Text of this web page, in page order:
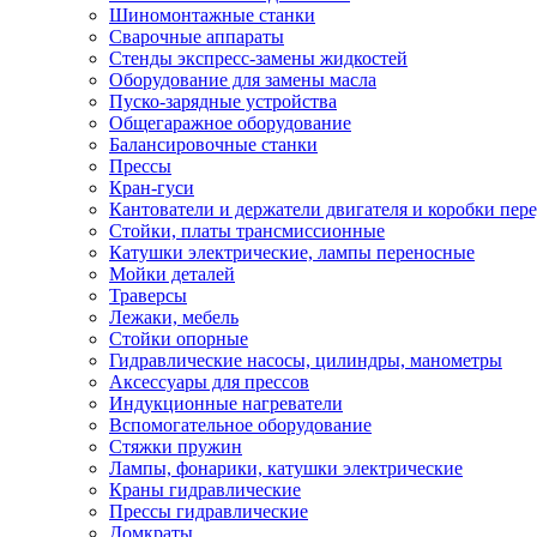
Шиномонтажные станки
Сварочные аппараты
Стенды экспресс-замены жидкостей
Оборудование для замены масла
Пуско-зарядные устройства
Общегаражное оборудование
Балансировочные станки
Прессы
Кран-гуси
Кантователи и держатели двигателя и коробки
Стойки, платы трансмиссионные
Катушки электрические, лампы переносные
Мойки деталей
Траверсы
Лежаки, мебель
Стойки опорные
Гидравлические насосы, цилиндры, манометры
Аксессуары для прессов
Индукционные нагреватели
Вспомогательное оборудование
Стяжки пружин
Лампы, фонарики, катушки электрические
Краны гидравлические
Прессы гидравлические
Домкраты